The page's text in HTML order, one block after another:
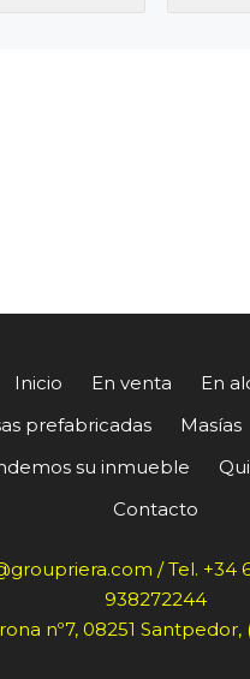
Inicio En venta
En
prefabricadas
Masías
su inmueble
Contacto
/ Tel. +34
938272244
nº7, 08251